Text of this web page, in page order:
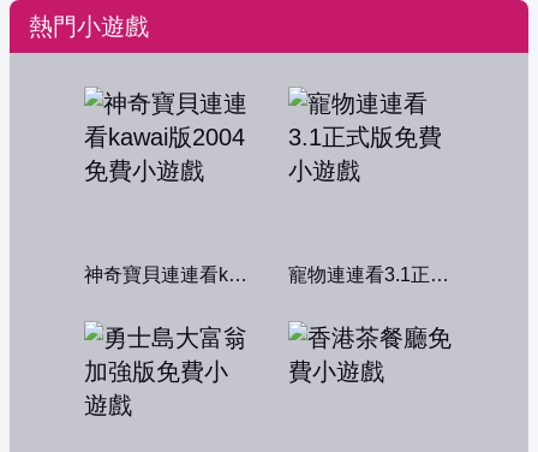
熱門小遊戲
神奇寶貝連連看kawai版2004 寵物連連看3.1正式版